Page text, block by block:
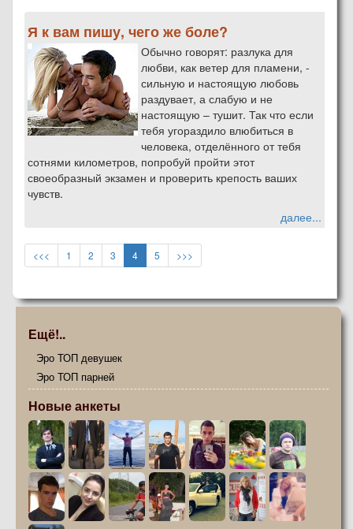
Я к вам пишу, чего же боле?
Обычно говорят: разлука для
любви, как ветер для пламени, -
сильную и настоящую любовь
раздувает, а слабую и не
настоящую – тушит. Так что если
тебя угораздило влюбиться в
человека, отделённого от тебя
сотнями километров, попробуй пройти этот
своеобразный экзамен и проверить крепость ваших
чувств.
далее...
<<< 1 2 3 4(current)
5 >>>
Ещё!..
Эро ТОП девушек
Эро ТОП парней
Новые анкеты